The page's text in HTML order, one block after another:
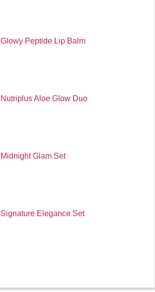
Glowy Peptide Lip Balm
Nutriplus Aloe Glow Duo
Midnight Glam Set
Signature Elegance Set